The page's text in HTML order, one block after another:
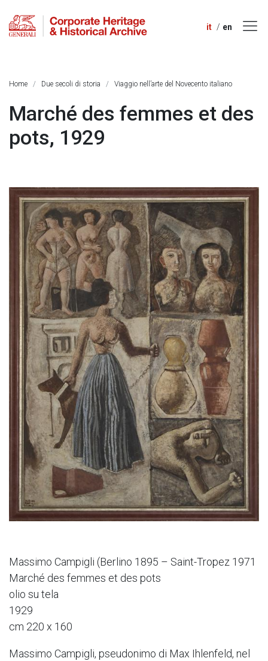
it en
Home Due secoli di storia Viaggio nell’arte del Novecento italiano
Marché des femmes et des
pots, 1929
Massimo Campigli (Berlino 1895 – Saint-Tropez 1971
Marché des femmes et des pots
olio su tela
1929
cm 220 x 160
Massimo Campigli, pseudonimo di Max Ihlenfeld, nel